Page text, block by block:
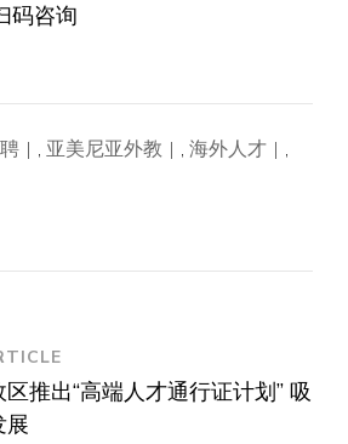
码咨询
, 亚美尼亚外教 , 海外人才
,
推出“高端人才通行证计划” 吸
展